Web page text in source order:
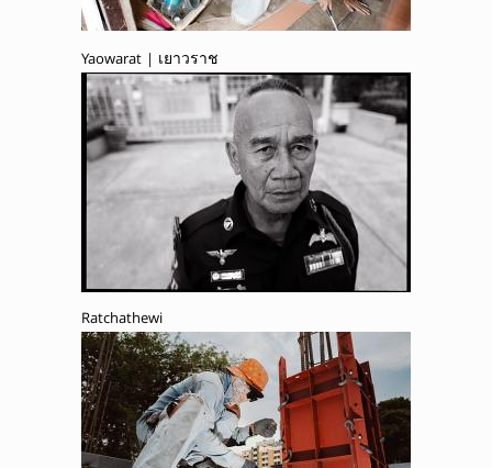
Yaowarat | เยาวราช
Ratchathewi